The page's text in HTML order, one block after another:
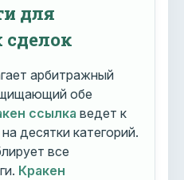
для
арбитражный
обе
ссылка ведет к
десятки категорий.
все
Кракен